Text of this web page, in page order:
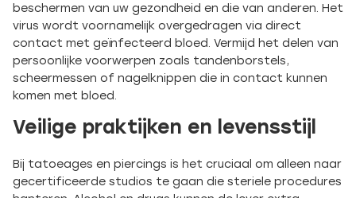
beschermen van uw gezondheid en die van anderen. Het
virus wordt voornamelijk overgedragen via direct
contact met geïnfecteerd bloed. Vermijd het delen van
persoonlijke voorwerpen zoals tandenborstels,
scheermessen of nagelknippen die in contact kunnen
komen met bloed.
Veilige praktijken en levensstijl
Bij tatoeages en piercings is het cruciaal om alleen naar
gecertificeerde studios te gaan die steriele procedures